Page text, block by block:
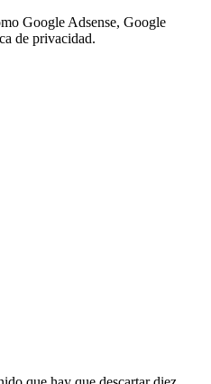
Google Adsense, Google
de privacidad.